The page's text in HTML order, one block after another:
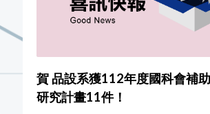
賀 品設系獲112年度國科會補
研究計畫11件！